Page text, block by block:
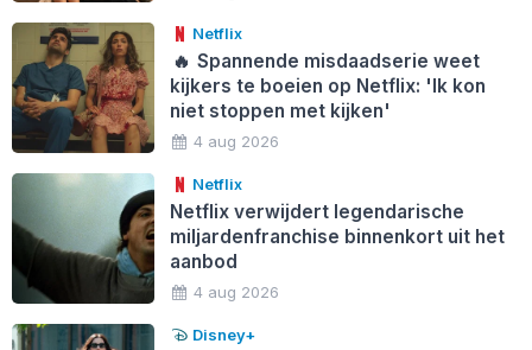
Netflix
🔥 Spannende misdaadserie weet
kijkers te boeien op Netflix: 'Ik kon
niet stoppen met kijken'
4 aug 2026
Netflix
Netflix verwijdert legendarische
miljardenfranchise binnenkort uit het
aanbod
4 aug 2026
Disney+